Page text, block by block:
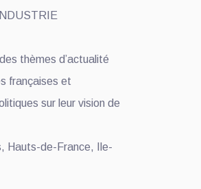
thèmes d’actualité
françaises et
sur leur vision de
Hauts-de-France, Ile-